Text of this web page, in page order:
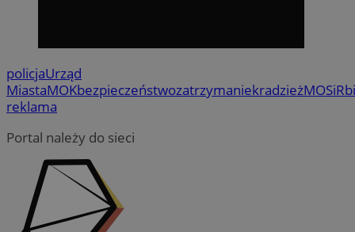
policjaUrząd
MiastaMOKbezpieczeństwozatrzymaniekradzieżMOSiR
reklama
Portal należy do sieci